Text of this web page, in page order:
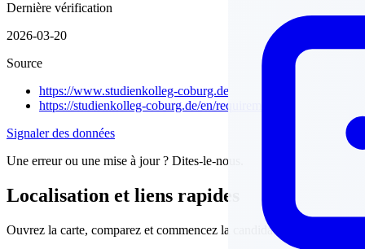
Dernière vérification
2026-03-20
Source
https://www.studienkolleg-coburg.de
https://studienkolleg-coburg.de/en/requirements/
Signaler des données
Une erreur ou une mise à jour ? Dites-le-nous.
Localisation et liens rapides
Ouvrez la carte, comparez et commencez la candidature.